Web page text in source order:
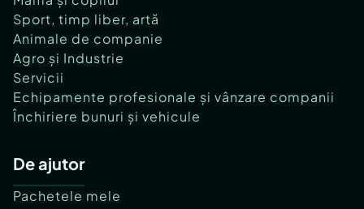
Sport, timp liber, artă
Animale de companie
Agro și Industrie
Servicii
Echipamente profesionale și vânzare companii
Închiriere bunuri și vehicule
De ajutor
Pachetele mele